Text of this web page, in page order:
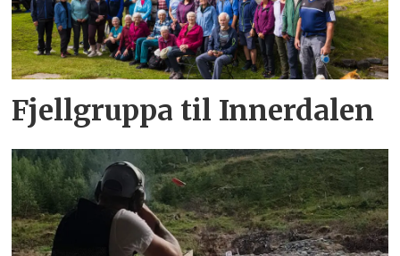
Fjellgruppa til Innerdalen